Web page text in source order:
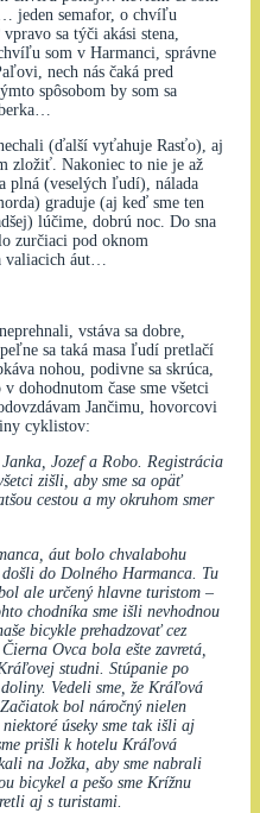
jeden semafor, o chvíľu
sa týči akási stena,
som v Harmanci, správne
nech nás čaká pred
spôsobom by som sa
(ďalší vyťahuje Rasťo), aj
zložiť. Nakoniec to nie je až
plná (veselých ľudí), nálada
graduje (aj keď sme ten
lúčime, dobrú noc. Do sna
zurčiaci pod oknom
valiacich áut…
vstáva sa dobre,
sa taká masa ľudí pretlačí
nohou, podivne sa skrúca,
dohodnutom čase sme všetci
Jančimu, hovorcovi
cyklistov:
Jozef a Robo. Registrácia
zišli, aby sme sa opäť
cestou a my okruhom smer
áut bolo chvalabohu
do Dolného Harmanca. Tu
ale určený hlavne turistom –
chodníka sme išli nevhodnou
bicykle prehadzovať cez
Ovca bola ešte zavretá,
studni. Stúpanie po
Vedeli sme, že Kráľová
bol náročný nielen
úseky sme tak išli aj
prišli k hotelu Kráľová
na Jožka, aby sme nabrali
bicykel a pešo sme Krížnu
aj s turistami.